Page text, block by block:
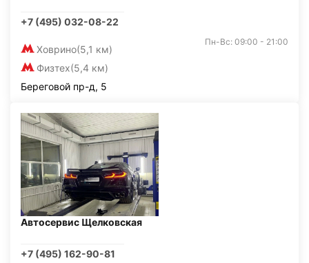
+7 (495) 032-08-22
Ховрино(5,1 км)
Физтех(5,4 км)
Пн-Вс: 09:00 - 21:00
Береговой пр-д, 5
Автосервис Щелковская
+7 (495) 162-90-81